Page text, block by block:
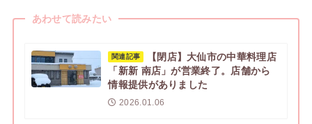
あわせて読みたい
関連記事
【閉店】大仙市の中華料理店
「新新 南店」が営業終了。店舗から
情報提供がありました
2026.01.06